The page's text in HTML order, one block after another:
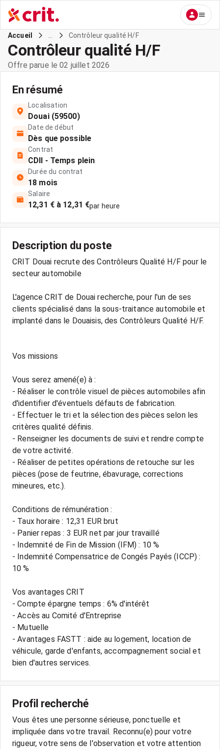
Accueil Contrôleur qualité H/F
Contrôleur qualité H/F
Offre parue le 02 juillet 2026
En résumé
Localisation
Douai (59500)
Date de début
Dès que possible
Contrat
CDII - Temps plein
Durée du contrat
18 mois
Salaire
12,31 € à 12,31 €par heure
Description du poste
CRIT Douai recrute des Contrôleurs Qualité H/F pour le
secteur automobile
L'agence CRIT de Douai recherche, pour l'un de ses
clients spécialisé dans la sous-traitance automobile et
implanté dans le Douaisis, des Contrôleurs Qualité H/F.
Vos missions
Vous serez amené(e) à :
- Réaliser le contrôle visuel de pièces automobiles afin
d'identifier d'éventuels défauts de fabrication.
- Effectuer le tri et la sélection des pièces selon les
critères qualité définis.
- Renseigner les documents de suivi et rendre compte
de votre activité.
- Réaliser de petites opérations de retouche sur les
pièces (pose de feutrine, ébavurage, corrections
mineures, etc.).
Conditions de rémunération :
- Taux horaire : 12,31 EUR brut
- Panier repas : 3 EUR net par jour travaillé
- Indemnité de Fin de Mission (IFM) : 10 %
- Indemnité Compensatrice de Congés Payés (ICCP) :
10 %
Vos avantages CRIT
- Compte épargne temps : 6% d'intérêt
- Accès au Comité d'Entreprise
- Mutuelle
- Avantages FASTT : aide au logement, location de
véhicule, garde d'enfants, accompagnement social et
bien d'autres services.
Profil recherché
Vous êtes une personne sérieuse, ponctuelle et
impliquée dans votre travail. Reconnu(e) pour votre
rigueur, votre sens de l'observation et votre attention